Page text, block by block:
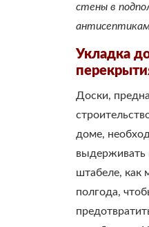
стены в
Укладка
Доски,
доме,
выдерживать
штабеле, как
полгода,